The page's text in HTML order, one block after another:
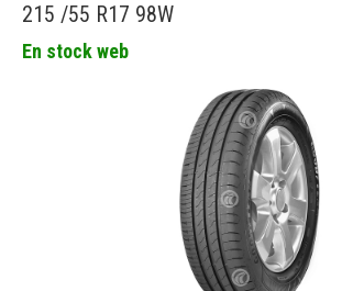
215 /55 R17 98W
En stock web